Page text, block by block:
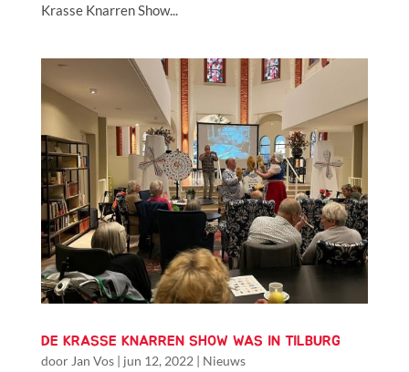
Krasse Knarren Show...
DE KRASSE KNARREN SHOW WAS IN TILBURG
door Jan Vos| jun 12, 2022 | Nieuws